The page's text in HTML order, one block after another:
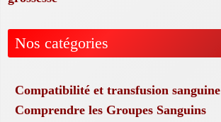
Nos catégories
Compatibilité et transfusion sanguine
Comprendre les Groupes Sanguins